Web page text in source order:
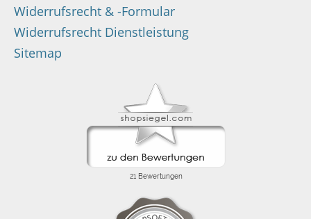
Widerrufsrecht & -Formular
Widerrufsrecht Dienstleistung
Sitemap